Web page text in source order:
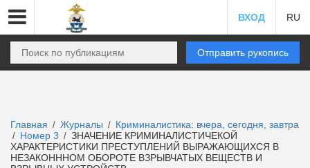
ВХОД RU
Отправить рукопись
Главная / Журналы / Криминалистика: вчера, сегодня, завтра
/ Номер 3 / ЗНАЧЕНИЕ КРИМИНАЛИСТИЧЕКОЙ
ХАРАКТЕРИСТИКИ ПРЕСТУПЛЕНИЙ ВЫРАЖАЮЩИХСЯ В
НЕЗАКОНННОМ ОБОРОТЕ ВЗРЫВЧАТЫХ ВЕЩЕСТВ И